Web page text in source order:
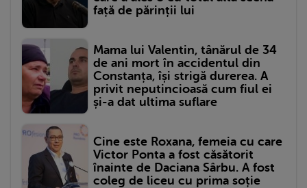
față de părinții lui
Mama lui Valentin, tânărul de 34
de ani mort în accidentul din
Constanța, își strigă durerea. A
privit neputincioasă cum fiul ei
și-a dat ultima suflare
Cine este Roxana, femeia cu care
Victor Ponta a fost căsătorit
înainte de Daciana Sârbu. A fost
coleg de liceu cu prima soție